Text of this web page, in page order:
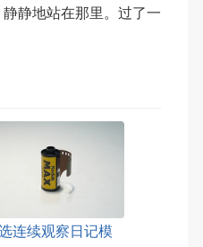
静地站在那里。过了一
连续观察日记模